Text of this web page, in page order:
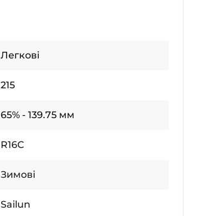
Легкові
215
65% - 139.75 мм
R16C
Зимові
Sailun